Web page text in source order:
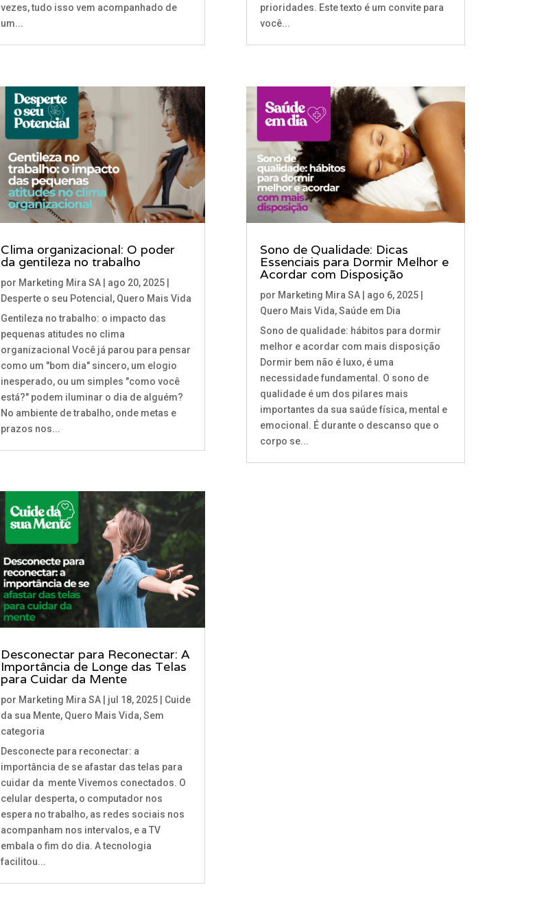
vezes, tudo isso vem acompanhado de
um...
Clima organizacional: O poder
da gentileza no trabalho
por Marketing Mira SA| ago 20, 2025|
Desperte o seu Potencial , Quero Mais Vida
Gentileza no trabalho: o impacto das
pequenas atitudes no clima
organizacional Você já parou para pensar
como um "bom dia" sincero, um elogio
inesperado, ou um simples "como você
está?" podem iluminar o dia de alguém?
No ambiente de trabalho, onde metas e
prazos nos...
Desconectar para Reconectar: A
Importância de Longe das Telas
para Cuidar da Mente
por Marketing Mira SA| jul 18, 2025| Cuide
da sua Mente, Quero Mais Vida,Sem
categoria
Desconecte para reconectar: a
importância de se afastar das telas para
cuidar da mente Vivemos conectados. O
celular desperta, o computador nos
espera no trabalho, as redes sociais nos
acompanham nos intervalos, e a TV
embala o fim do dia. A tecnologia
facilitou...
prioridades. Este texto é um convite para
você...
Sono de Qualidade: Dicas
Essenciais para Dormir Melhor e
Acordar com Disposição
por Marketing Mira SA| ago 6, 2025|
Quero Mais Vida,Saúde em Dia
Sono de qualidade: hábitos para dormir
melhor e acordar com mais disposição
Dormir bem não é luxo, é uma
necessidade fundamental. O sono de
qualidade é um dos pilares mais
importantes da sua saúde física, mental e
emocional. É durante o descanso que o
corpo se...